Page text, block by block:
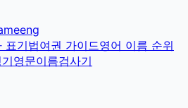
표기법여권 가이드영어 이름 순위
영문이름검사기